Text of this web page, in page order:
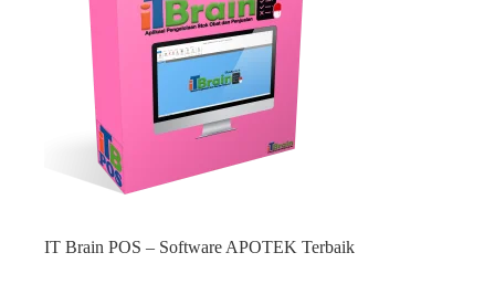
IT Brain POS – Software APOTEK Terbaik